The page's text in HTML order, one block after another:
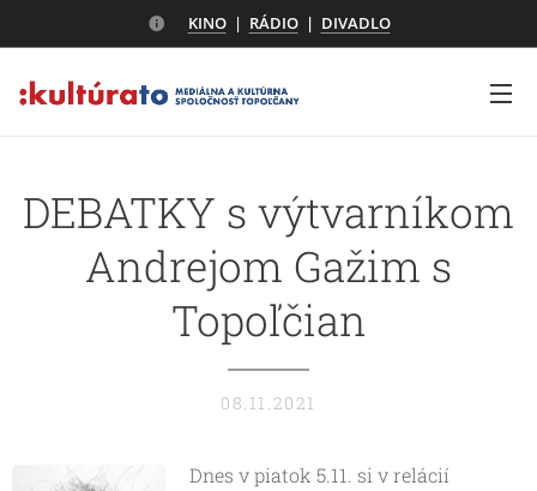
KINO| RÁDIO| DIVADLO
DEBATKY s výtvarníkom
Andrejom Gažim s
Topoľčian
08.11.2021
Dnes v piatok 5.11. si v relácií